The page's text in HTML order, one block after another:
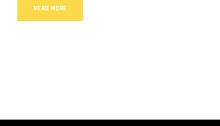
READ MORE